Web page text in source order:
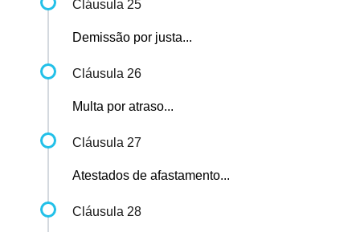
Cláusula 25
Demissão por justa...
Cláusula 26
Multa por atraso...
Cláusula 27
Atestados de afastamento...
Cláusula 28